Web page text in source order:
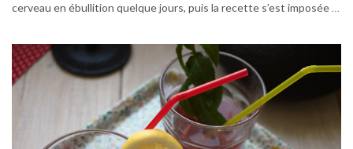
cerveau en ébullition quelque jours, puis la recette s’est imposée …